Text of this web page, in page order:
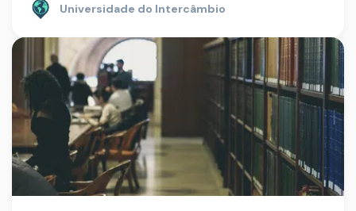
Universidade do Intercâmbio